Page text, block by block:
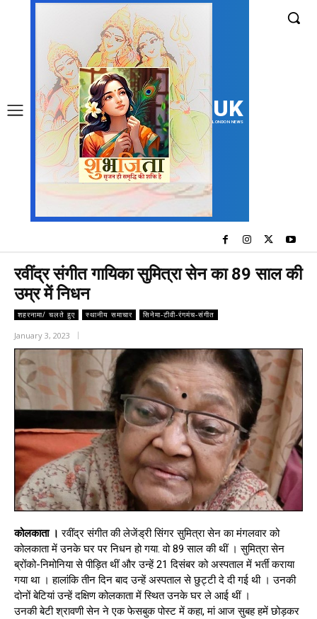
UK
LONDON NEWS
रवींद्र संगीत गायिका सुमित्रा सेन का 89 साल की
उम्र में निधन
शहरनामा/ चलते हुए स्थानीय समाचार सिनेमा-टीवी-रंगमंच-संगीत
January 3, 2023
कोलकाता । रवींद्र संगीत की लेजेंड्री सिंगर सुमित्रा सेन का मंगलवार को
कोलकाता में उनके घर पर निधन हो गया. वो 89 साल की थीं । सुमित्रा सेन
ब्रोंको-निमोनिया से पीड़ित थीं और उन्हें 21 दिसंबर को अस्पताल में भर्ती कराया
गया था । हालांकि तीन दिन बाद उन्हें अस्पताल से छुट्टी दे दी गई थी । उनकी
दोनों बेटियां उन्हें दक्षिण कोलकाता में स्थित उनके घर ले आई थीं ।
उनकी बेटी श्रावणी सेन ने एक फेसबुक पोस्ट में कहा, मां आज सुबह हमें छोड़कर